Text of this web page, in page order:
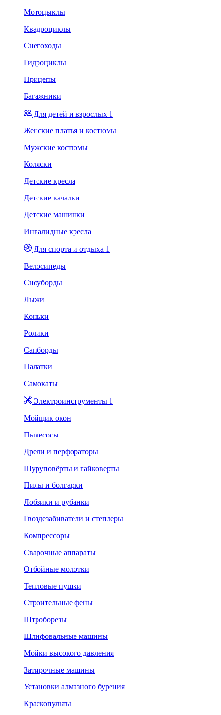
Мотоцыклы
Квадроциклы
Снегоходы
Гидроциклы
Прицепы
Багажники
Для детей и взрослых 1
Женские платья и костюмы
Мужские костюмы
Коляски
Детские кресла
Детские качалки
Детские машинки
Инвалидные кресла
Для спорта и отдыха 1
Велосипеды
Сноуборды
Лыжи
Коньки
Ролики
Сапборды
Палатки
Самокаты
Электроинструменты 1
Мойщик окон
Пылесосы
Дрели и перфораторы
Шуруповёрты и гайковерты
Пилы и болгарки
Лобзики и рубанки
Гвоздезабиватели и степлеры
Компрессоры
Сварочные аппараты
Отбойные молотки
Тепловые пушки
Строительные фены
Штроборезы
Шлифовальные машины
Мойки высокого давления
Затирочные машины
Установки алмазного бурения
Краскопульты